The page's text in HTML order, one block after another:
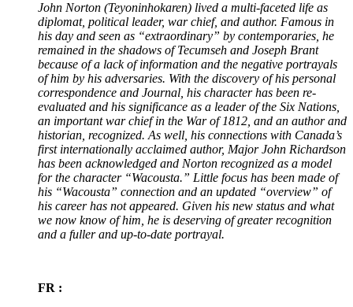
John Norton (Teyoninhokaren) lived a multi-faceted life as
diplomat, political leader, war chief, and author. Famous in
his day and seen as “extraordinary” by contemporaries, he
remained in the shadows of Tecumseh and Joseph Brant
because of a lack of information and the negative portrayals
of him by his adversaries. With the discovery of his personal
correspondence and Journal, his character has been re-
evaluated and his significance as a leader of the Six Nations,
an important war chief in the War of 1812, and an author and
historian, recognized. As well, his connections with Canada’s
first internationally acclaimed author, Major John Richardson
has been acknowledged and Norton recognized as a model
for the character “Wacousta.” Little focus has been made of
his “Wacousta” connection and an updated “overview” of
his career has not appeared. Given his new status and what
we now know of him, he is deserving of greater recognition
and a fuller and up-to-date portrayal.
FR :